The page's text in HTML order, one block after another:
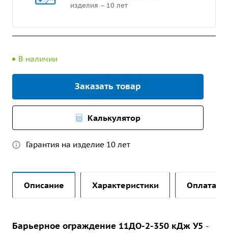
изделия – 10 лет
В наличии
Заказать товар
Калькулятор
Гарантия на изделие 10 лет
Описание Характеристики Оплата и
Барьерное ограждение 11ДО-2-350 кДж У5 -